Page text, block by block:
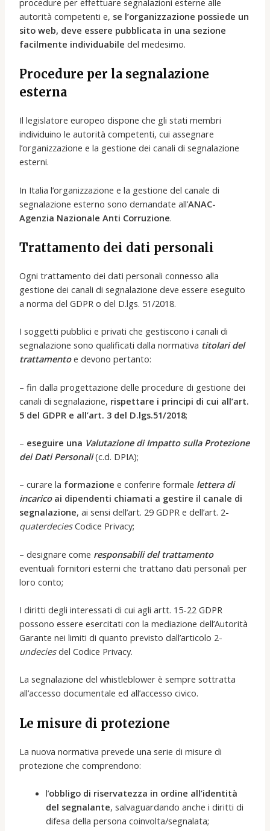
autorità competenti e, se l’organizzazione possiede un
sito web, deve essere pubblicata in una sezione
facilmente individuabile del medesimo.
Procedure per la segnalazione
esterna
Il legislatore europeo dispone che gli stati membri
individuino le autorità competenti, cui assegnare
l’organizzazione e la gestione dei canali di segnalazione
esterni.
In Italia l’organizzazione e la gestione del canale di
segnalazione esterno sono demandate all’ANAC-
Agenzia Nazionale Anti Corruzione.
Trattamento dei dati personali
Ogni trattamento dei dati personali connesso alla
gestione dei canali di segnalazione deve essere eseguito
a norma del GDPR o del D.lgs. 51/2018.
I soggetti pubblici e privati che gestiscono i canali di
segnalazione sono qualificati dalla normativa titolari del
trattamentoe devono pertanto:
– fin dalla progettazione delle procedure di gestione dei
canali di segnalazione, rispettare i principi di cui all’art.
5 del GDPR e all’art. 3 del D.lgs.51/2018;
– eseguire una Valutazione di Impatto sulla Protezione
dei Dati Personali(c.d. DPIA);
– curare la formazione e conferire formale lettera di
incarico ai dipendenti chiamati a gestire il canale di
segnalazione, ai sensi dell’art. 29 GDPR e dell’art. 2-
quaterdeciesCodice Privacy;
– designare come responsabili del trattamento
eventuali fornitori esterni che trattano dati personali per
loro conto;
I diritti degli interessati di cui agli artt. 15-22 GDPR
possono essere esercitati con la mediazione dell’Autorità
Garante nei limiti di quanto previsto dall’articolo 2-
undeciesdel Codice Privacy.
La segnalazione del whistleblower è sempre sottratta
all’accesso documentale ed all’accesso civico.
Le misure di protezione
La nuova normativa prevede una serie di misure di
protezione che comprendono:
l’obbligo di riservatezza in ordine all’identità
del segnalante, salvaguardando anche i diritti di
difesa della persona coinvolta/segnalata;